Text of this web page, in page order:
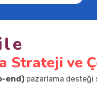
Strateji ve
end) pazarlama desteği